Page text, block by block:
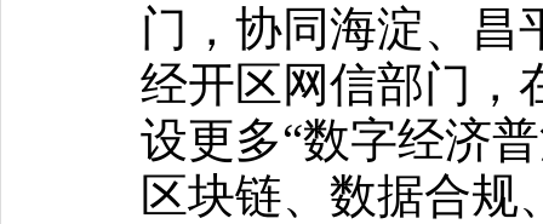
门，协同海淀、昌
经开区网信部门，
设更多“数字经济
区块链、数据合规